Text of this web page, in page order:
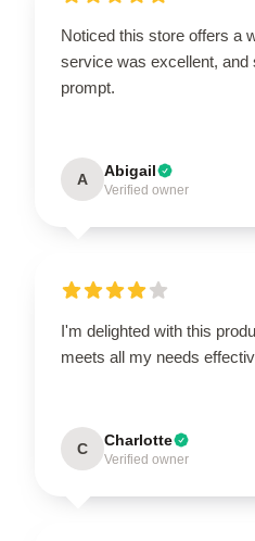
Noticed this store offers a
service was excellent, and
prompt.
A Abigail
Verified owner
I'm delighted with this
meets all my needs
C Charlotte
Verified owner